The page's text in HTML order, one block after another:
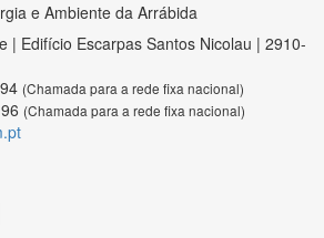
e Ambiente da Arrábida
| Edifício Escarpas Santos Nicolau | 2910-
(Chamada para a rede fixa nacional)
(Chamada para a rede fixa nacional)